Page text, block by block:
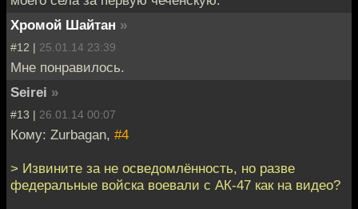
Хромой Шайтан »
#12 | 25.01.14 23:39
Мне понравилось.
Seirei »
#13 | 26.01.14 00:07
Кому: Zurbagan, #4
> Извините за не осведомлённость, но разве
федеральные войска воевали с АК-47 как на видео?